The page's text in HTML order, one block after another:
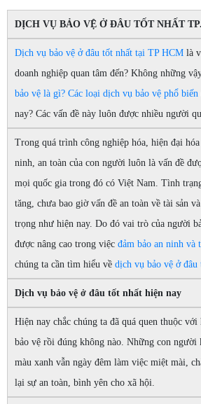
DỊCH VỤ BẢO VỆ Ở ĐÂU TỐT NHẤT
Dịch vụ bảo vệ ở đâu tốt nhất tại TP HCM là
doanh nghiệp quan tâm đến? Không những
bảo vệ là gì? Các loại dịch vụ bảo vệ phổ biến
nay? Các vấn đề này luôn được nhiều người
Trong quá trình công nghiệp hóa, hiện đại
ninh, an toàn của con người luôn là vấn đề
mọi quốc gia trong đó có Việt Nam. Tình
tăng, chưa bao giờ vấn đề an toàn về tài sản
trọng như hiện nay. Do đó vai trò của người
được nâng cao trong việc đảm bảo an ninh và
chúng ta cần tìm hiểu về dịch vụ bảo vệ ở
Dịch vụ bảo vệ ở đâu tốt nhất hiện nay
Hiện nay chắc chúng ta đã quá quen thuộc
bảo vệ rồi đúng không nào. Những con người
màu xanh vẫn ngày đêm làm việc miệt mài,
lại sự an toàn, bình yên cho xã hội.